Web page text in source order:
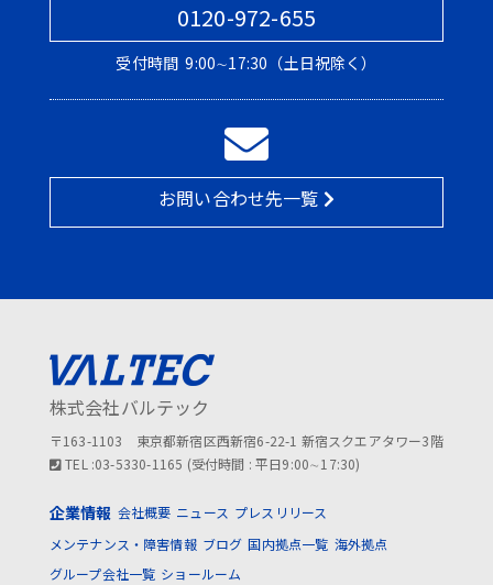
0120-972-655
受付時間 9:00∼17:30（土日祝除く）
お問い合わせ先一覧
株式会社バルテック
〒163-1103 東京都新宿区西新宿6-22-1 新宿スクエアタワー3階
TEL :03-5330-1165 (受付時間 : 平日9:00∼17:30)
企業情報 会社概要 ニュース プレスリリース
メンテナンス・障害情報 ブログ 国内拠点一覧 海外拠点
グループ会社一覧 ショールーム